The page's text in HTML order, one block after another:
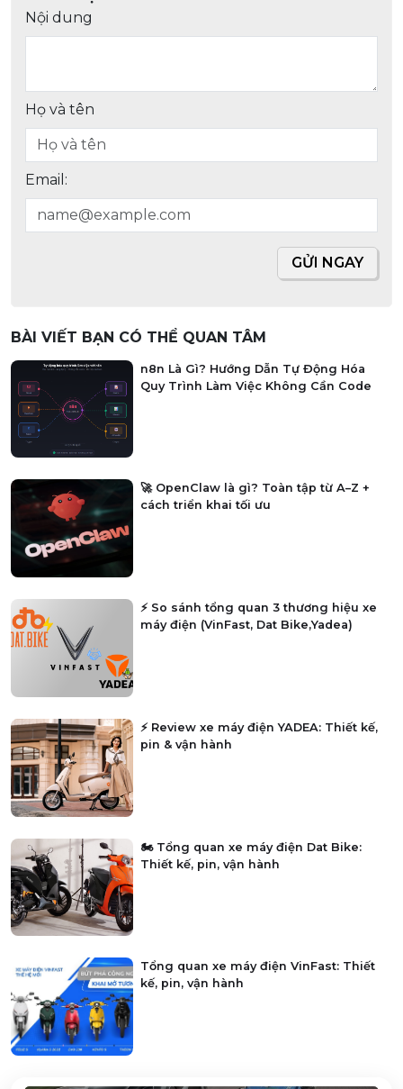
Nội dung
Họ và tên
Email:
GỬI NGAY
BÀI VIẾT BẠN CÓ THỂ QUAN TÂM
n8n Là Gì? Hướng Dẫn Tự Động Hóa
Quy Trình Làm Việc Không Cần Code
🚀 OpenClaw là gì? Toàn tập từ A–Z +
cách triển khai tối ưu
⚡ So sánh tổng quan 3 thương hiệu xe
máy điện (VinFast, Dat Bike,Yadea)
⚡ Review xe máy điện YADEA: Thiết kế,
pin & vận hành
🏍️ Tổng quan xe máy điện Dat Bike:
Thiết kế, pin, vận hành
Tổng quan xe máy điện VinFast: Thiết
kế, pin, vận hành